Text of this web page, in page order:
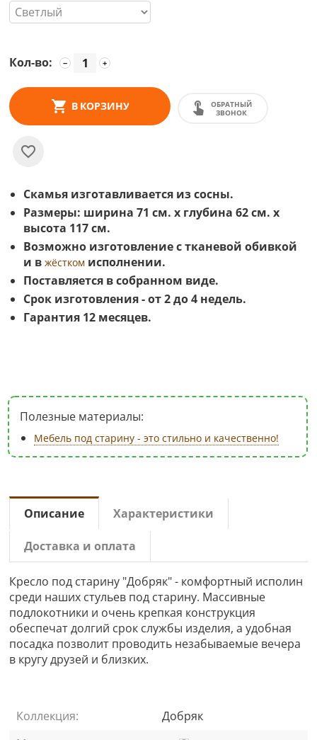
Кол-во: +
−
В КОРЗИНУ
ОБРАТНЫЙ
ЗВОНОК
Скамья изготавливается из сосны.
Размеры: ширина 71 см. х глубина 62 см. х
высота 117 см.
Возможно изготовление с тканевой обивкой
и в жёстком исполнении.
Поставляется в собранном виде.
Срок изготовления - от 2 до 4 недель.
Гарантия 12 месяцев.
Полезные материалы:
Мебель под старину - это стильно и качественно!
Описание Характеристики
Доставка и оплата
Кресло под старину "Добряк" - комфортный исполин
среди наших стульев под старину. Массивные
подлокотники и очень крепкая конструкция
обеспечат долгий срок службы изделия, а удобная
посадка позволит проводить незабываемые вечера
в кругу друзей и близких.
Коллекция:
Добряк